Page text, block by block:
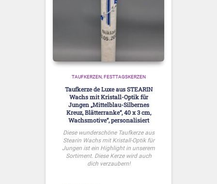
TAUFKERZEN FESTTAGSKERZEN
Taufkerze de Luxe aus STEARIN
Wachs mit Kristall-Optik für
Jungen „Mittelblau-Silbernes
Kreuz, Blätterranke“, 40 x 3 cm,
Wachsmotive“, personalisiert
Diese wunderschöne Taufkerze aus
Stearin Wachs mit Kristall-Optik für
Jungen ist ein Highlight in unserem
Sortiment. Diese Kerze wird auch
dich verzaubern!